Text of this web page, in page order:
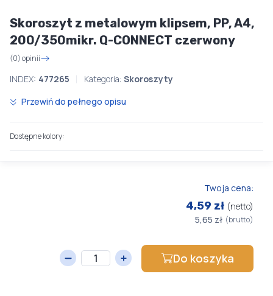
Skoroszyt z metalowym klipsem, PP, A4,
200/350mikr. Q-CONNECT czerwony
(0) opinii
INDEX: 477265 Kategoria: Skoroszyty
Przewiń do pełnego opisu
Dostępne kolory:
Twoja cena:
4,59 zł (netto)
5,65 zł (brutto)
Do koszyka